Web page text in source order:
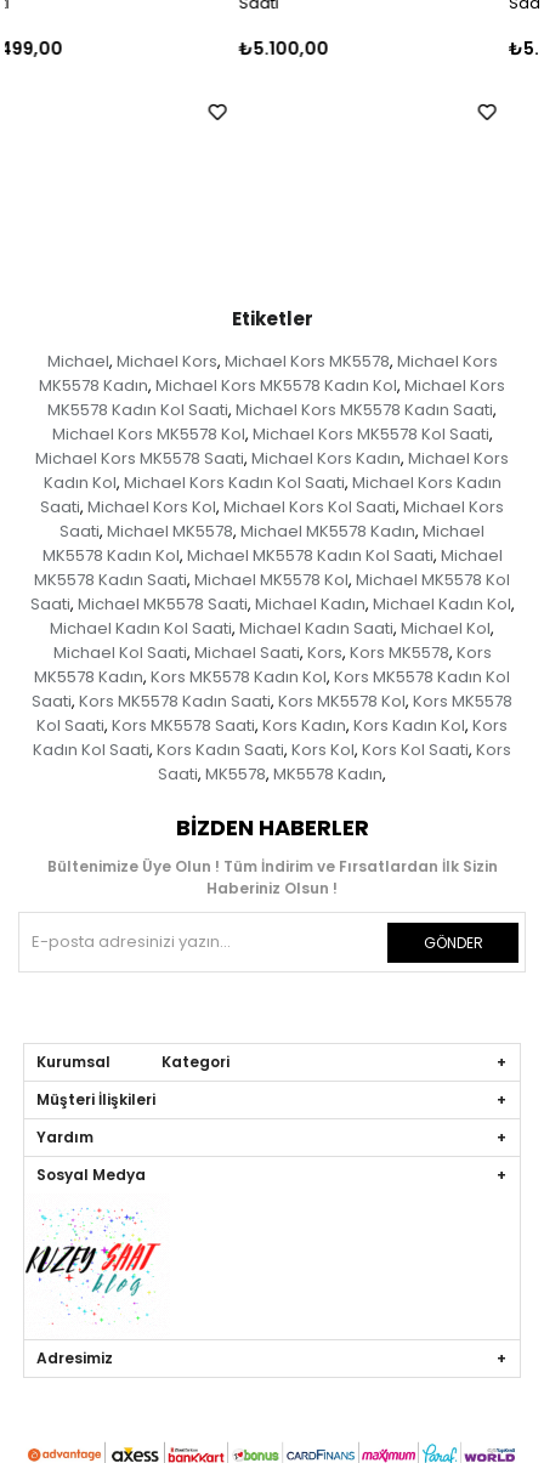
₺5.100,00 ₺5.500,00
Etiketler
Michael, Michael Kors, Michael Kors MK5578, Michael Kors
MK5578 Kadın, Michael Kors MK5578 Kadın Kol, Michael Kors
MK5578 Kadın Kol Saati, Michael Kors MK5578 Kadın Saati,
Michael Kors MK5578 Kol, Michael Kors MK5578 Kol Saati,
Michael Kors MK5578 Saati, Michael Kors Kadın, Michael Kors
Kadın Kol, Michael Kors Kadın Kol Saati, Michael Kors Kadın
Saati, Michael Kors Kol, Michael Kors Kol Saati, Michael Kors
Saati, Michael MK5578, Michael MK5578 Kadın, Michael
MK5578 Kadın Kol, Michael MK5578 Kadın Kol Saati, Michael
MK5578 Kadın Saati, Michael MK5578 Kol, Michael MK5578 Kol
Saati, Michael MK5578 Saati, Michael Kadın, Michael Kadın Kol,
Michael Kadın Kol Saati, Michael Kadın Saati, Michael Kol,
Michael Kol Saati, Michael Saati, Kors, Kors MK5578, Kors
MK5578 Kadın, Kors MK5578 Kadın Kol, Kors MK5578 Kadın Kol
Saati, Kors MK5578 Kadın Saati, Kors MK5578 Kol, Kors MK5578
Kol Saati, Kors MK5578 Saati, Kors Kadın, Kors Kadın Kol, Kors
Kadın Kol Saati, Kors Kadın Saati, Kors Kol, Kors Kol Saati, Kors
Saati, MK5578, MK5578 Kadın,
BIZDEN HABERLER
Bültenimize Üye Olun ! Tüm İndirim ve Fırsatlardan İlk Sizin
Haberiniz Olsun !
GÖNDER
Kurumsal Kategori
Müşteri İlişkileri
Yardım
Sosyal Medya
Adresimiz